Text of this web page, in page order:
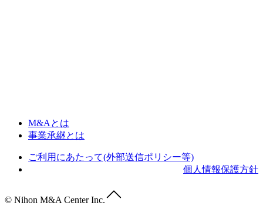
M&Aとは
事業承継とは
ご利用にあたって(外部送信ポリシー等)
個人情報保護方針
© Nihon M&A Center Inc.